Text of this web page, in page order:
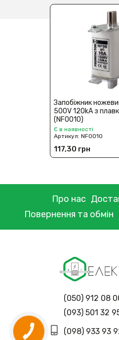
Запобіжник
500V 120kA з
(NF0010)
Є в наявності
Артикул:NF0010
117,30 грн
Про нас
Повернення та обмін
(050) 912 08
(093) 501 32
(098) 933 93